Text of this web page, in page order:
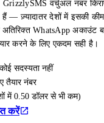
वर्चुअल नंबर
हैं — ज़्यादातर देशों में इसकी
WhatsApp अकाउंट
करने के लिए एकदम सही है।
सदस्यता नहीं
तैयार नंबर
में 0.50 डॉलर से भी कम)
करें